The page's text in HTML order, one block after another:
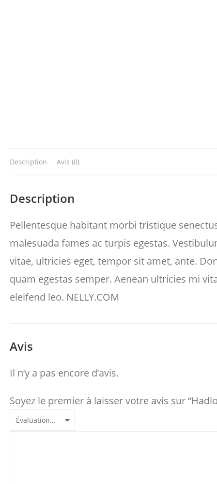
Description Avis (0)
Description
Pellentesque habitant morbi tristique
malesuada fames ac turpis egestas.
vitae, ultricies eget, tempor sit amet, ante.
quam egestas semper. Aenean ultricies mi
eleifend leo. NELLY.COM
Avis
Il n’y a pas encore d’avis.
Soyez le premier à laisser votre avis sur